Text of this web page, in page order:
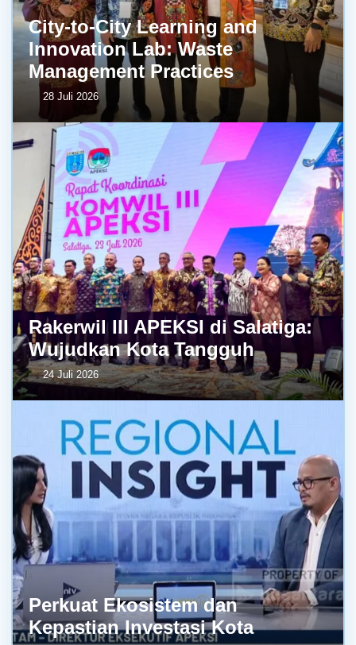
City-to-City Learning and
Innovation Lab: Waste
Management Practices
28 Juli 2026
Rakerwil III APEKSI di Salatiga:
Wujudkan Kota Tangguh
24 Juli 2026
Perkuat Ekosistem dan
Kepastian Investasi Kota